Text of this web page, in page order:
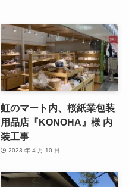
虹のマート内、桜紙業包装
用品店『KONOHA』様 内
装工事
2023 年 4 月 10 日